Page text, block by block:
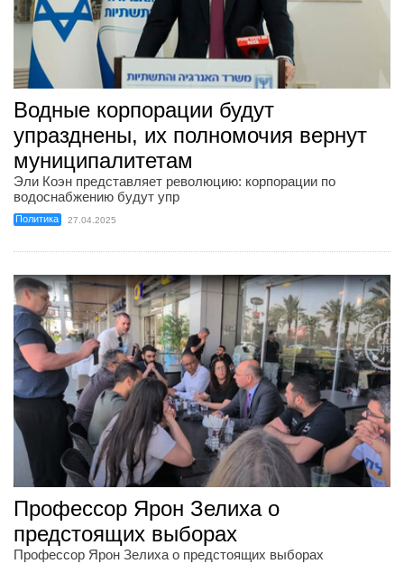
Водные корпорации будут
упразднены, их полномочия вернут
муниципалитетам
Эли Коэн представляет революцию: корпорации по
водоснабжению будут упр
Политика 27.04.2025
Профессор Ярон Зелиха о
предстоящих выборах
Профессор Ярон Зелиха о предстоящих выборах